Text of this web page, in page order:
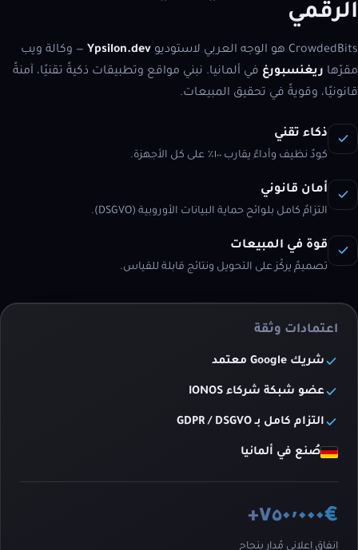
الرقمي
CrowdedBits هو الوجه العربي لاستوديو Ypsilon.dev — وكالة ويب
مقرّها ريغنسبورغ في ألمانيا. نبني مواقع وتطبيقات ذكيةً تقنيًا، آمنةً
قانونيًا، وقويةً في تحقيق المبيعات.
ذكاء تقني
كودٌ نظيف وأداءٌ يقارب ١٠٠٪ على كل الأجهزة.
أمان قانوني
التزامٌ كامل بلوائح حماية البيانات الأوروبية (DSGVO).
قوة في المبيعات
تصميمٌ يركّز على التحويل ونتائج قابلة للقياس.
اعتمادات وثقة
شريك Google معتمد
عضو شبكة شركاء IONOS
التزام كامل بـ GDPR / DSGVO
صُنع في ألمانيا
€٧٥٠٬٠٠٠+
إنفاق إعلاني مُدار بنجاح